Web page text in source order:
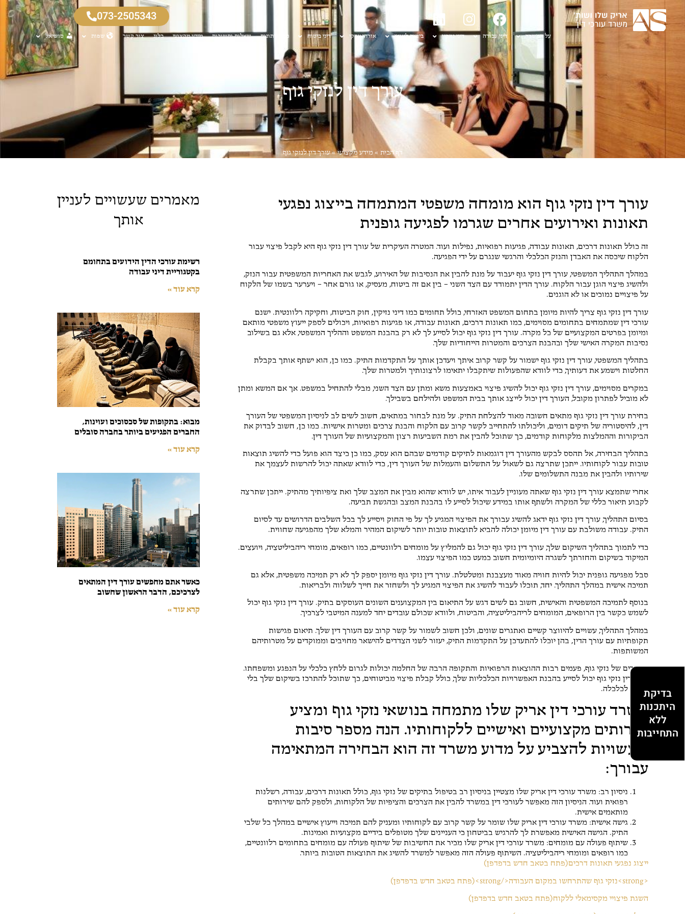
בדיקת
היתכנות
ללא
התחייבות
073-2505343
על המשרד דיני עבודה דיני נזיקין ביטוח לאומי אזרחי עסקי דיני ביטוח מן העיתונות שאלות ותשובות מידע מקצועי בלוג צור קשר שפות סושיאל
עורך דין לנזקי גוף
דף הבית » מידע מקצועי»עורך דין לנזקי גוף
עורך דין נזקי גוף הוא מומחה משפטי המתמחה בייצוג נפגעי
תאונות ואירועים אחרים שגרמו לפגיעה גופנית
זה כולל תאונות דרכים, תאונות עבודה, פגיעות רפואיות, נפילות ועוד. המטרה העיקרית של עורך דין נזקי גוף היא לקבל פיצוי עבור
הלקוח שיכסה את האבדן והנזק הכלכלי והרגשי שנגרם על ידי הפגיעה.
במהלך התהליך המשפטי, עורך דין נזקי גוף יעבוד על מנת להבין את הנסיבות של האירוע, לגבש את האחריות המשפטית עבור הנזק,
ולהשיג פיצוי הוגן עבור הלקוח. עורך הדין יתמודד עם הצד השני – בין אם זה ביטוח, מעסיק, או גורם אחר – ויערער בשמו של הלקוח
על פיצויים נמוכים או לא הוגנים.
עורך דין נזקי גוף צריך להיות מיומן בתחום המשפט האזרחי, כולל תחומים כמו דיני נזיקין, חוק הביטוח, וחקיקה רלוונטית. ישנם
עורכי דין שמתמחים בתחומים מסוימים, כמו תאונות דרכים, תאונות עבודה, או פגיעות רפואיות, ויכולים לספק ייעוץ משפטי מותאם
ומיומן בפרטים המקצועיים של כל מקרה. עורך דין נזקי גוף יכול לסייע לך לא רק בהבנת המשפט וההליך המשפטי, אלא גם בשילוב
נסיבות המקרה האישי שלך ובהבנת הצרכים והמטרות הייחודיות שלך.
בתהליך המשפטי, עורך דין נזקי גוף ישמור על קשר קרוב איתך ויעדכן אותך על התקדמות התיק. כמו כן, הוא ישתף אותך בקבלת
החלטות וישמע את דעותיך, כדי לוודא שהפעולות שיתקבלו יתאימו לרצונותיך ולמטרות שלך.
במקרים מסוימים, עורך דין נזקי גוף יכול להשיג פיצוי באמצעות משא ומתן עם הצד השני, מבלי להתחיל במשפט. אך אם המשא ומתן
לא מוביל לפתרון מקובל, העורך דין יכול לייצג אותך בבית המשפט ולהילחם בשבילך.
בחירת עורך דין נזקי גוף מתאים חשובה מאוד להצלחת התיק. על מנת לבחור במתאים, חשוב לשים לב לניסיון המשפטי של העורך
דין, להיסטוריה של תיקים דומים, וליכולתו להתחייב לקשר קרוב עם הלקוח והבנת צרכים ומטרות אישיות. כמו כן, חשוב לבדוק את
הביקורות וההמלצות מלקוחות קודמים, כך שתוכל להבין את רמת השביעות רצון והמקצועיות של העורך דין.
בתהליך הבחירה, אל תהסס לבקש מהעורך דין דוגמאות לתיקים קודמים שבהם הוא עסק, כמו כן כיצד הוא פועל כדי להשיג תוצאות
טובות עבור לקוחותיו. ייתכן שתרצה גם לשאול על התשלום והעמלות של העורך דין, כדי לוודא שאתה יכול להרשות לעצמך את
שירותיו ולהבין את מבנה התשלומים שלו.
אחרי שתמצא עורך דין נזקי גוף שאתה מעוניין לעבוד איתו, יש לוודא שהוא מבין את המצב שלך ואת ציפיותיך מהתיק. ייתכן שתרצה
לקבוע תיאור כללי של המקרה ולשתף אותו במידע שיכול לסייע לו בהבנת המצב ובהגשת תביעה.
בסיום התהליך, עורך דין נזקי גוף ידאג להשיג עבורך את הפיצוי המגיע לך על פי החוק ויסייע לך בכל השלבים הדרושים עד לסיום
התיק. עבודה משולבת עם עורך דין מיומן יכולה להביא לתוצאות טובות יותר לשיקום המהיר והמלא שלך מהפגיעה שחווית.
כדי לתמוך בתהליך השיקום שלך, עורך דין נזקי גוף יכול גם להמליץ על מומחים רלוונטיים, כמו רופאים, מומחי ריהביליטציה, ויועצים.
המיקוד בשיקום והחזרתך לשגרה היומיומית חשוב כמעט כמו הפיצוי עצמו.
סבל מפגיעה גופנית יכול להיות חוויה מאוד מעצבנת ומטלטלת. עורך דין נזקי גוף מיומן יספק לך לא רק תמיכה משפטית, אלא גם
תמיכה אישית במהלך התהליך. יחד, תוכלו לעבוד להשיג את הפיצוי המגיע לך ולשחזר את חייך לשלווה ולבריאות.
בנוסף לתמיכה המשפטית והאישית, חשוב גם לשים דגש על התיאום בין המקצוענים השונים העוסקים בתיק. עורך דין נזקי גוף יכול
לשמש כקשר בין הרופאים, המומחים לריהביליטציה, והביטוח, ולוודא שכולם עובדים יחד למענה המיטבי לצרכיך.
במהלך התהליך, עשויים להיווצר קשיים ואתגרים שונים, ולכן חשוב לשמור על קשר קרוב עם העורך דין שלך. תיאום פגישות
תקופתיות עם עורך הדין, בהן יוכלו להתעדכן על התקדמות התיק, יעזור לשני הצדדים להישאר מחויבים וממוקדים על מטרותיהם
המשותפות.
במקרים של נזקי גוף, פעמים רבות ההוצאות הרפואיות והתקופה הרבה של החלמה יכולות לגרום ללחץ כלכלי על הנפגע ומשפחתו.
עורך דין נזקי גוף יכול לסייע בהבנת האפשרויות הכלכליות שלך, כולל קבלת פיצוי מביטוחים, כך שתוכל להתרכז בשיקום שלך בלי
לדאוג לכלכלה.
משרד עורכי דין אריק שלו מתמחה בנושאי נזקי גוף ומציע
שירותים מקצועיים ואישיים ללקוחותיו. הנה מספר סיבות
שעשויות להצביע על מדוע משרד זה הוא הבחירה המתאימה
עבורך:
ניסיון רב: משרד עורכי דין אריק שלו מצטיין בניסיון רב בטיפול בתיקים של נזקי גוף, כולל תאונות דרכים, עבודה, רשלנות
רפואית ועוד. הניסיון הזה מאפשר לעורכי דין במשרד להבין את הצרכים והציפיות של הלקוחות, ולספק להם שירותים
מותאמים אישית.
גישה אישית: משרד עורכי דין אריק שלו שומר על קשר קרוב עם לקוחותיו ומעניק להם תמיכה וייעוץ אישיים במהלך כל שלבי
התיק. הגישה האישית מאפשרת לך להרגיש בביטחון כי העניינים שלך מטופלים בידיים מקצועיות ואמינות.
שיתוף פעולה עם מומחים: משרד עורכי דין אריק שלו מכיר את החשיבות של שיתוף פעולה עם מומחים בתחומים רלוונטיים,
כמו רופאים ומומחי ריהביליטציה. השיתוף פעולה הזה מאפשר למשרד להשיג את התוצאות הטובות ביותר.
ייצוג נפגעי תאונות דרכים(פתח בטאב חדש בדפדפן)
<strong>נזקי גוף שהתרחשו במקום העבודה</strong>
(פתח בטאב חדש בדפדפן)
השגת פיצויי מקסימאלי ללקוח(פתח בטאב חדש בדפדפן)
מאמרים שעשויים לעניין
אותך
רשימת עורכי הדין הידועים בתחומם
בקטגוריית דיני עבודה
קרא עוד »
מבוא: בתקופות של סכסוכים ועוינות,
החברים הפגיעים ביותר בחברה סובלים
קרא עוד »
כאשר אתם מחפשים עורך דין המתאים
לצרכיכם, הדבר הראשון שחשוב
קרא עוד »